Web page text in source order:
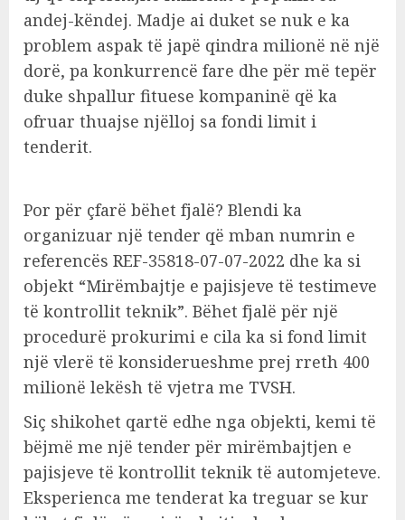
andej-këndej. Madje ai duket se nuk e ka
problem aspak të japë qindra milionë në një
dorë, pa konkurrencë fare dhe për më tepër
duke shpallur fituese kompaninë që ka
ofruar thuajse njëlloj sa fondi limit i
tenderit.
Por për çfarë bëhet fjalë? Blendi ka
organizuar një tender që mban numrin e
referencës REF-35818-07-07-2022 dhe ka si
objekt “Mirëmbajtje e pajisjeve të testimeve
të kontrollit teknik”. Bëhet fjalë për një
procedurë prokurimi e cila ka si fond limit
një vlerë të konsiderueshme prej rreth 400
milionë lekësh të vjetra me TVSH.
Siç shikohet qartë edhe nga objekti, kemi të
bëjmë me një tender për mirëmbajtjen e
pajisjeve të kontrollit teknik të automjeteve.
Eksperienca me tenderat ka treguar se kur